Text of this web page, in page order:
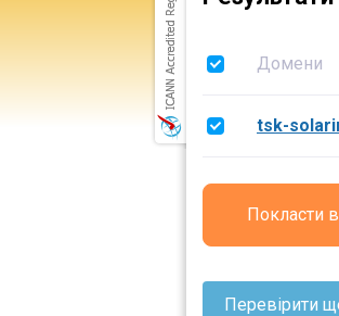
Домени
tsk-
Покласти
Перевірити